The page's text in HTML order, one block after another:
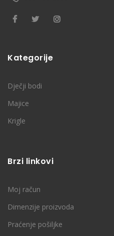
Kategorije
Dječji bodi
Majice
Krigle
Brzi linkovi
Moj račun
Dimenzije proizvoda
Praćenje pošiljke